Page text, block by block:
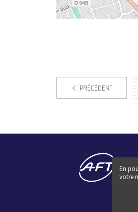
PRÉCÉDENT
En
votre